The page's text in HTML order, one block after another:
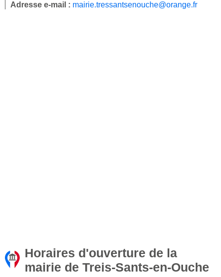
Adresse e-mail : mairie.tressantsenouche@orange.fr
Horaires d'ouverture de la
mairie de Treis-Sants-en-Ouche